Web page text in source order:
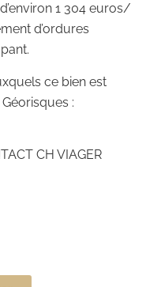
1 304 euros/
d’ordures
ce bien est
:
CH VIAGER